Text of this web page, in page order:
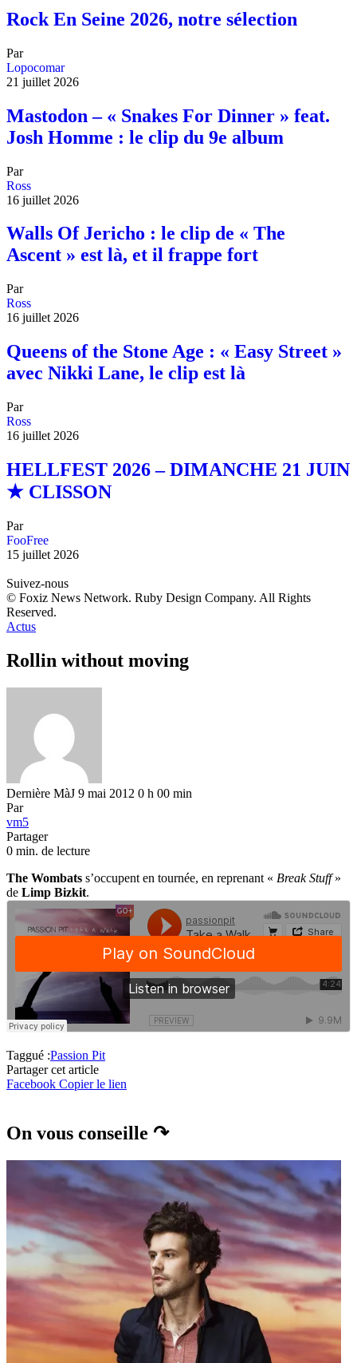
Rock En Seine 2026, notre sélection
Par
Lopocomar
21 juillet 2026
Mastodon – « Snakes For Dinner » feat.
Josh Homme : le clip du 9e album
Par
Ross
16 juillet 2026
Walls Of Jericho : le clip de « The
Ascent » est là, et il frappe fort
Par
Ross
16 juillet 2026
Queens of the Stone Age : « Easy Street »
avec Nikki Lane, le clip est là
Par
Ross
16 juillet 2026
HELLFEST 2026 – DIMANCHE 21 JUIN
★ CLISSON
Par
FooFree
15 juillet 2026
Suivez-nous
© Foxiz News Network. Ruby Design Company. All Rights
Reserved.
Actus
Rollin without moving
Dernière MàJ 9 mai 2012 0 h 00 min
Par
vm5
Partager
0 min. de lecture
The Wombats s’occupent en tournée, en reprenant « Break Stuff»
de Limp Bizkit.
Taggué :Passion Pit
Partager cet article
Facebook Copier le lien
On vous conseille ↷